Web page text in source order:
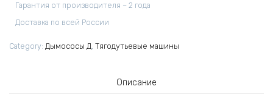
Гарантия от производителя – 2 года
Доставка по всей России
Category: Дымососы Д, Тягодутьевые машины
Описание